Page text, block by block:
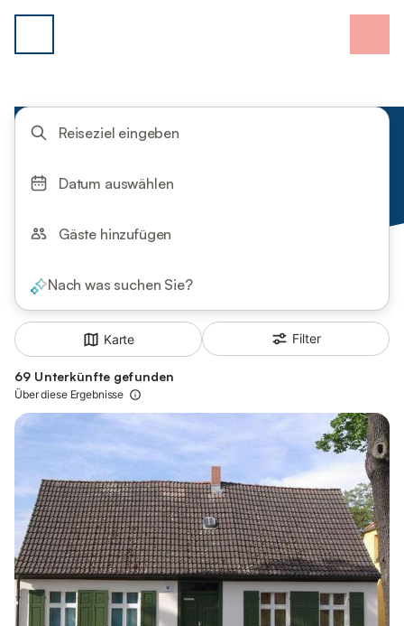
Reiseziel eingeben
Datum auswählen
Gäste hinzufügen
Nach was suchen Sie?
Karte Filter
69 Unterkünfte gefunden
Über diese Ergebnisse